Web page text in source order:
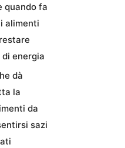
quando fa
alimenti
energia
dà
la
da
sazi